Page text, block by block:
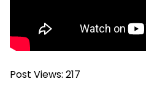
Post Views: 217